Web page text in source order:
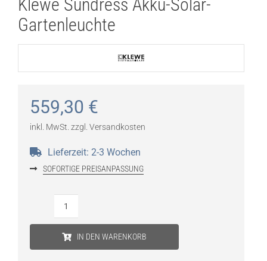
Klewe Sundress Akku-Solar-
Gartenleuchte
559,30 €
inkl. MwSt. zzgl. Versandkosten
Lieferzeit: 2-3 Wochen
SOFORTIGE PREISANPASSUNG
IN DEN WARENKORB